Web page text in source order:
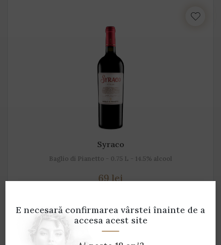
Syraco
Baglio di Pianetto - 0.75 L - 14.5% alcool
69 lei
ADAUGĂ ÎN COȘ
E necesară confirmarea vârstei înainte de a
accesa acest site